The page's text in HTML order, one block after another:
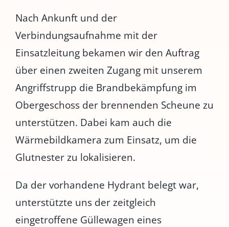
Nach Ankunft und der
Verbindungsaufnahme mit der
Einsatzleitung bekamen wir den Auftrag
über einen zweiten Zugang mit unserem
Angriffstrupp die Brandbekämpfung im
Obergeschoss der brennenden Scheune zu
unterstützen. Dabei kam auch die
Wärmebildkamera zum Einsatz, um die
Glutnester zu lokalisieren.
Da der vorhandene Hydrant belegt war,
unterstützte uns der zeitgleich
eingetroffene Güllewagen eines